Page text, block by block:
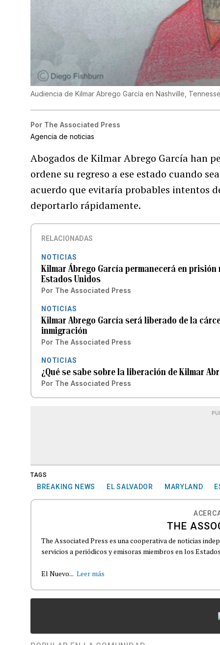
Audiencia de Kilmar Abrego García en Nashville,
Por The Associated Press
Agencia de noticias
Abogados de Kilmar Abrego García han
ordene su regreso a ese estado cuando
acuerdo que evitaría probables intentos
deportarlo rápidamente.
RELACIONADAS
NOTICIAS
Kilmar Ábrego García permanecerá en
Estados Unidos
Por The Associated Press
NOTICIAS
Kilmar Abrego García será liberado de la
inmigración
Por The Associated Press
NOTICIAS
¿Qué se sabe sobre la liberación de Kilmar
Por The Associated Press
TAGS
BREAKING NEWS EL SALVADOR MARYLAND
THE
The Associated Press es una cooperativa de noticias
servicios a periódicos y emisoras miembros en los
El Nuevo... Leer más